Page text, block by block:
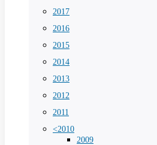
2017
2016
2015
2014
2013
2012
2011
<2010
2009